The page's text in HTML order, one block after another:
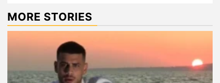
MORE STORIES